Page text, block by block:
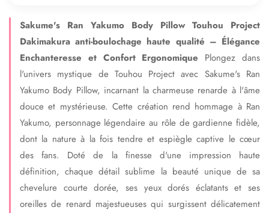
Sakume's Ran Yakumo Body Pillow Touhou Project
Dakimakura anti-boulochage haute qualité – Élégance
Enchanteresse et Confort Ergonomique Plongez dans
l'univers mystique de Touhou Project avec Sakume's Ran
Yakumo Body Pillow, incarnant la charmeuse renarde à l'âme
douce et mystérieuse. Cette création rend hommage à Ran
Yakumo, personnage légendaire au rôle de gardienne fidèle,
dont la nature à la fois tendre et espiègle captive le cœur
des fans. Doté de la finesse d'une impression haute
définition, chaque détail sublime la beauté unique de sa
chevelure courte dorée, ses yeux dorés éclatants et ses
oreilles de renard majestueuses qui surgissent délicatement